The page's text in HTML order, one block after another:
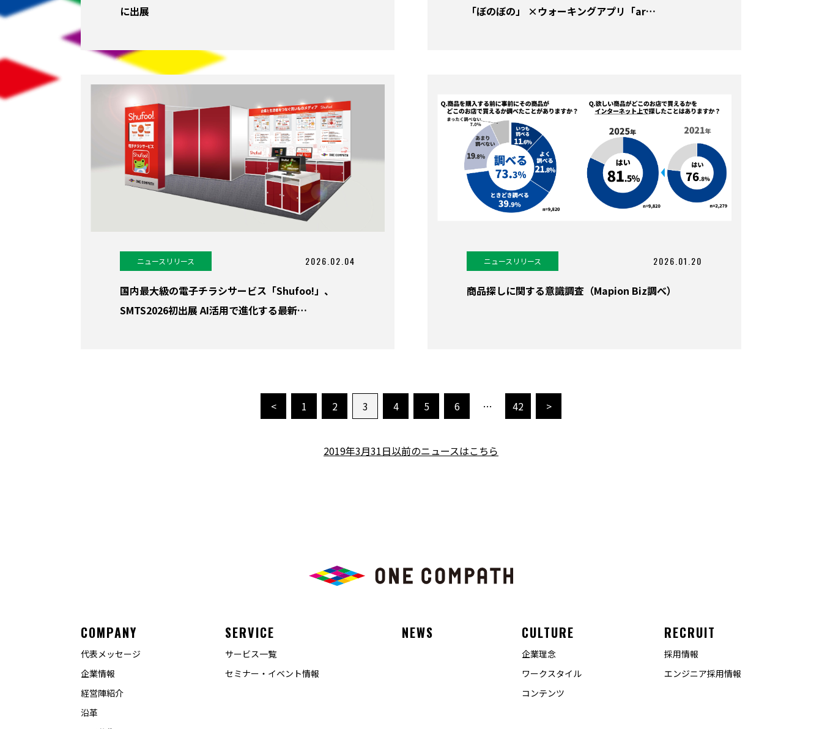
に出展
「ぼのぼの」 ×ウォーキングアプリ「ar…
ニュースリリース 2026.02.04
国内最大級の電子チラシサービス「Shufoo!」、
SMTS2026初出展 AI活用で進化する最新…
ニュースリリース 2026.01.20
商品探しに関する意識調査（Mapion Biz調べ）
< 1 2 3 4 5 6 … 42 >
2019年3月31日以前のニュースはこちら
COMPANY
代表メッセージ
企業情報
経営陣紹介
沿革
SERVICE
サービス一覧
セミナー・イベント情報
NEWS CULTURE
企業理念
ワークスタイル
コンテンツ
RECRUIT
採用情報
エンジニア採用情報